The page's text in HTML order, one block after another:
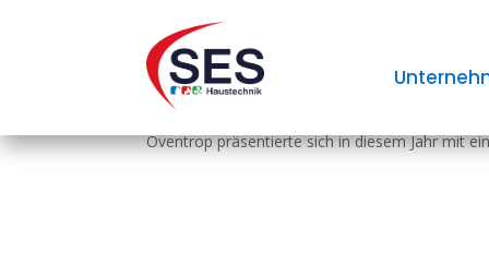
Führungswechsel bei
Oventrop präsentierte sich in diesem Jahr mit